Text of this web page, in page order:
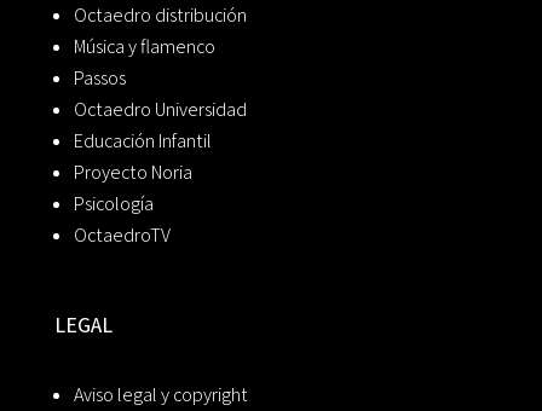
Octaedro distribución
Música y flamenco
Passos
Octaedro Universidad
Educación Infantil
Proyecto Noria
Psicología
OctaedroTV
LEGAL
Aviso legal y copyright